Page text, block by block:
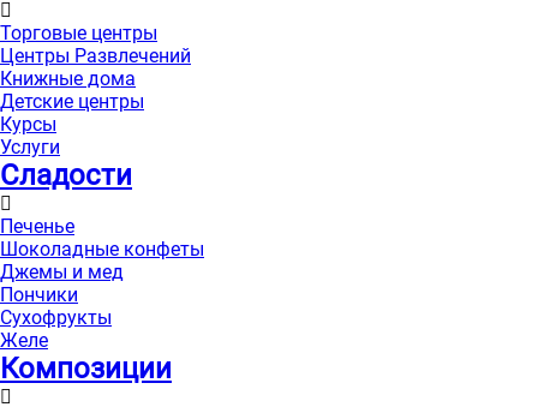
Торговые центры
Центры Развлечений
Книжные дома
Детские центры
Курсы
Услуги
Сладости
Печенье
Шоколадные конфеты
Джемы и мед
Пончики
Сухофрукты
Желе
Композиции